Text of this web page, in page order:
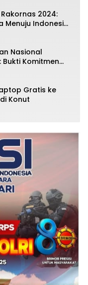
2024:
Menuju Indonesia
Nasional
Bukti Komitmen
Gratis ke
Konut